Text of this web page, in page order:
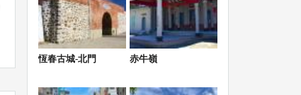
恆春古城-北門 赤牛嶺